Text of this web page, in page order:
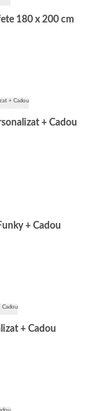
180 x 200 cm
+ Cadou
+ Cadou
+ Cadou